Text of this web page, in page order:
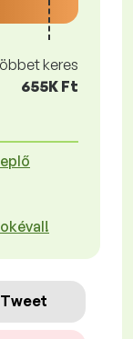
keres
655K Ft
Tweet